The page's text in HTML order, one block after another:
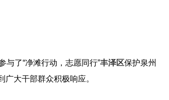
与了“净滩行动，志愿同行”丰泽区保护泉州
大干部群众积极响应。